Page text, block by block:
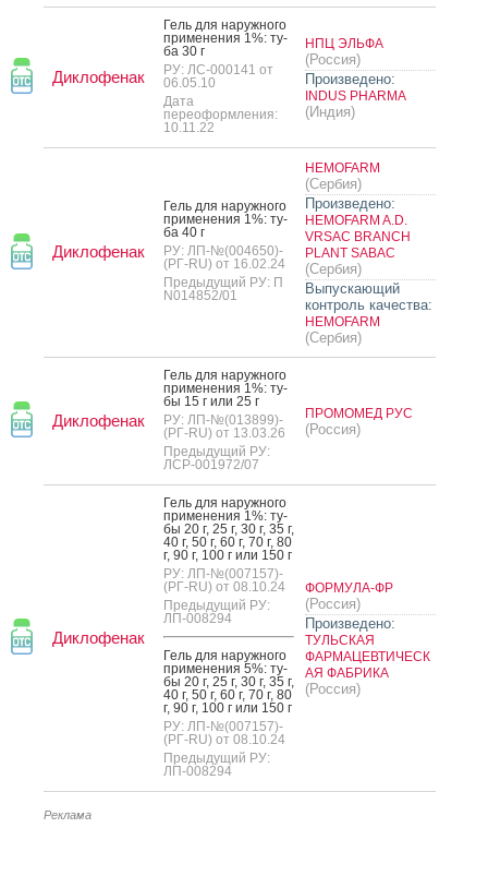
Диклофенак
Гель для на­руж­но­го
при­мене­ния 1%: ту­
ба 30 г
РУ: ЛС-000141 от
06.05.10
Дата
переоформления:
10.11.22
НПЦ ЭЛЬФА
(Россия)
Произведено:
INDUS PHARMA
(Индия)
Диклофенак
Гель для на­руж­но­го
при­мене­ния 1%: ту­
ба 40 г
РУ: ЛП-№(004650)-
(РГ-RU) от 16.02.24
Предыдущий РУ: П
N014852/01
HEMOFARM
(Сербия)
Произведено:
HEMOFARM A.D.
VRSAC BRANCH
PLANT SABAC
(Сербия)
Выпускающий
контроль качества:
HEMOFARM
(Сербия)
Диклофенак
Гель для на­руж­но­го
при­мене­ния 1%: ту­
бы 15 г или 25 г
РУ: ЛП-№(013899)-
(РГ-RU) от 13.03.26
Предыдущий РУ:
ЛСР-001972/07
ПРОМОМЕД РУС
(Россия)
Диклофенак
Гель для на­руж­но­го
при­мене­ния 1%: ту­
бы 20 г, 25 г, 30 г, 35 г,
40 г, 50 г, 60 г, 70 г, 80
г, 90 г, 100 г или 150 г
РУ: ЛП-№(007157)-
(РГ-RU) от 08.10.24
Предыдущий РУ:
ЛП-008294
Гель для на­руж­но­го
при­мене­ния 5%: ту­
бы 20 г, 25 г, 30 г, 35 г,
40 г, 50 г, 60 г, 70 г, 80
г, 90 г, 100 г или 150 г
РУ: ЛП-№(007157)-
(РГ-RU) от 08.10.24
Предыдущий РУ:
ЛП-008294
ФОРМУЛА-ФР
(Россия)
Произведено:
ТУЛЬСКАЯ
ФАРМАЦЕВТИЧЕСК
АЯ ФАБРИКА
(Россия)
Реклама